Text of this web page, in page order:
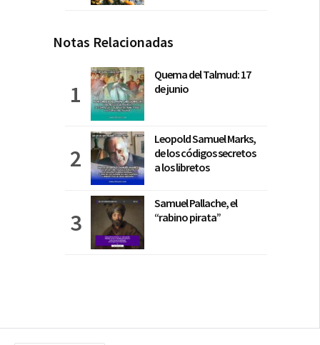
Notas Relacionadas
Quema del Talmud: 17
de junio
Leopold Samuel Marks,
de los códigos secretos
a los libretos
Samuel Pallache, el
“rabino pirata”